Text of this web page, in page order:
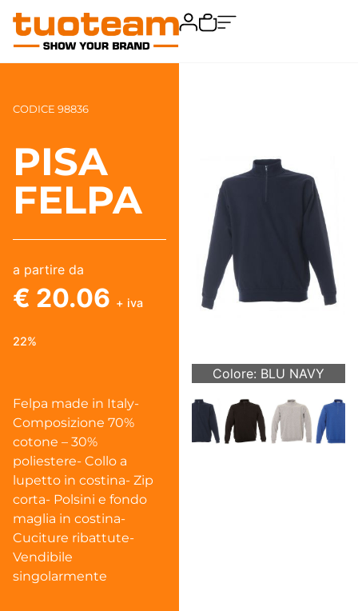
Colore: BLU NAVY
CODICE 98836
PISA
FELPA
a partire da
€ 20.06 + iva
22%
Felpa made in Italy-
Composizione 70%
cotone – 30%
poliestere- Collo a
lupetto in costina- Zip
corta- Polsini e fondo
maglia in costina-
Cuciture ribattute-
Vendibile
singolarmente